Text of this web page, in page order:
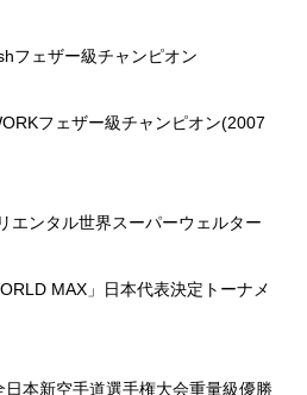
級チャンピオン
ェザー級チャンピオン(2007
ンタル世界スーパーウェルター
」日本代表決定トーナメ
空手道選手権大会重量級優勝